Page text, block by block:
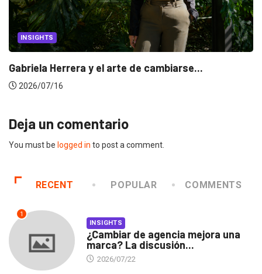
INSIGHTS
Gabriela Herrera y el arte de cambiarse...
2026/07/16
Deja un comentario
You must be logged in to post a comment.
RECENT POPULAR COMMENTS
1
INSIGHTS
¿Cambiar de agencia mejora una
marca? La discusión...
2026/07/22